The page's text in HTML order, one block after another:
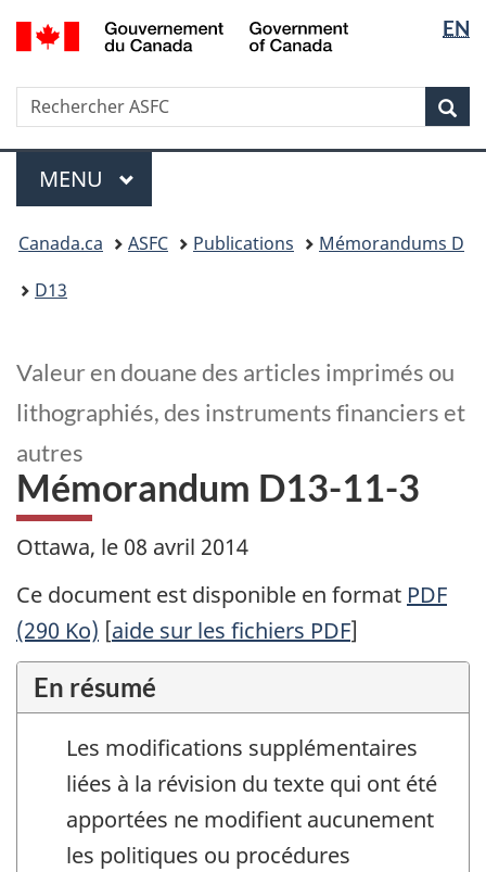
Passer
au
Passer
à
HTML
simplifiée
la
langue
EN
Recherche
Rechercher
ASFC
Menu
MENU PRINCIPAL
êtes
ici
Canada.ca ASFC Publications
Mémorandums D
D13
Valeur en douane des articles imprimés ou
lithographiés, des instruments financiers et
autres
Mémorandum D13-11-3
Ottawa, le 08 avril 2014
Ce document est disponible en format PDF
(290 Ko) [aide sur les fichiers PDF]
En résumé
Les modifications supplémentaires
liées à la révision du texte qui ont été
apportées ne modifient aucunement
les politiques ou procédures